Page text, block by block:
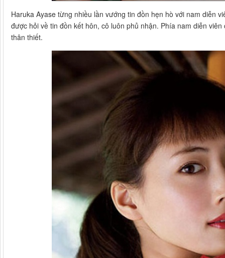
Haruka Ayase từng nhiều lần vướng tin đồn hẹn hò với nam diễn
được hỏi về tin đồn kết hôn, cô luôn phủ nhận. Phía nam diễn
thân thiết.